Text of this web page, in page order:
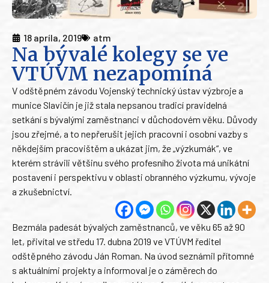
18 apríla, 2019 atm
Na bývalé kolegy se ve
VTÚVM nezapomíná
V odštěpném závodu Vojenský technický ústav výzbroje a
munice Slavičín je již stala nepsanou tradicí pravidelná
setkání s bývalými zaměstnanci v důchodovém věku. Důvody
jsou zřejmé, a to nepřerušit jejich pracovní i osobní vazby s
někdejším pracovištěm a ukázat jim, že „výzkumák“, ve
kterém strávili většinu svého profesního života má unikátní
postavení i perspektivu v oblasti obranného výzkumu, vývoje
a zkušebnictví.
Bezmála padesát bývalých zaměstnanců, ve věku 65 až 90
let, přivítal ve středu 17. dubna 2019 ve VTÚVM ředitel
odštěpného závodu Ján Roman. Na úvod seznámil přítomné
s aktuálními projekty a informoval je o záměrech do